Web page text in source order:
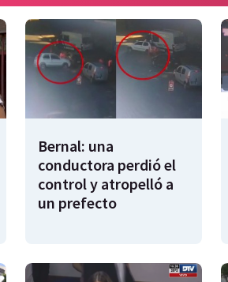
Bernal: una
conductora perdió el
control y atropelló a
un prefecto